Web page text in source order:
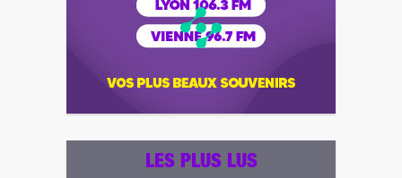
LES PLUS LUS